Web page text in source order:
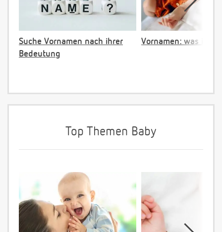
Suche Vornamen nach ihrer
Bedeutung
Vornamen: was ist
Top Themen Baby